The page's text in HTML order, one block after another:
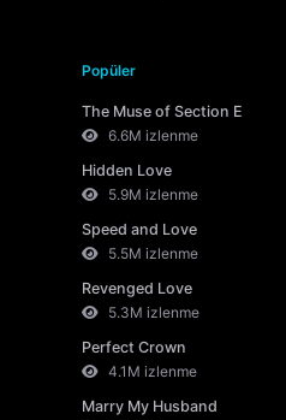
Popüler
The Muse of Section E
6.6M izlenme
Hidden Love
5.9M izlenme
Speed and Love
5.5M izlenme
Revenged Love
5.3M izlenme
Perfect Crown
4.1M izlenme
Marry My Husband